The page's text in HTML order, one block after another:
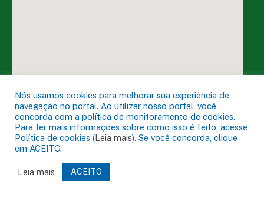
DESENVOLVIDO POR CR2
Nós usamos cookies para melhorar sua experiência de
navegação no portal. Ao utilizar nosso portal, você
concorda com a política de monitoramento de cookies.
Para ter mais informações sobre como isso é feito, acesse
Política de cookies (Leia mais). Se você concorda, clique
em ACEITO.
Leia mais ACEITO